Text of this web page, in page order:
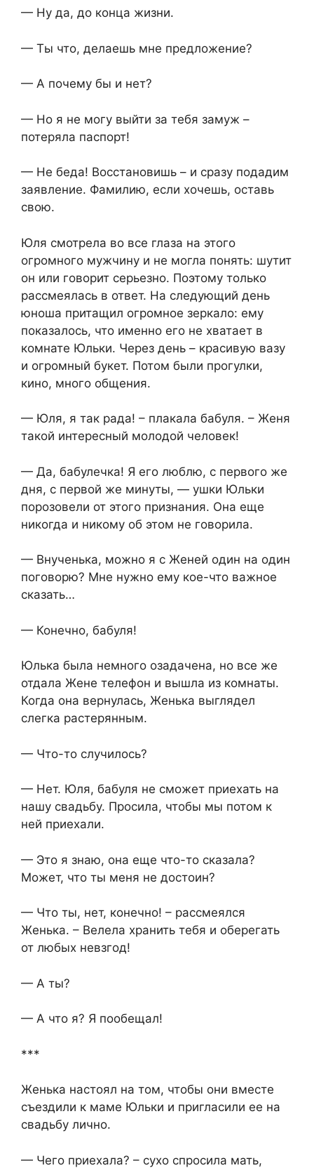
— Ну да, до конца жизни.
— Ты что, делаешь мне предложение?
— А почему бы и нет?
— Но я не могу выйти за тебя замуж –
потеряла паспорт!
— Не беда! Восстановишь – и сразу подадим
заявление. Фамилию, если хочешь, оставь
свою.
Юля смотрела во все глаза на этого
огромного мужчину и не могла понять: шутит
он или говорит серьезно. Поэтому только
рассмеялась в ответ. На следующий день
юноша притащил огромное зеркало: ему
показалось, что именно его не хватает в
комнате Юльки. Через день – красивую вазу
и огромный букет. Потом были прогулки,
кино, много общения.
— Юля, я так рада! – плакала бабуля. – Женя
такой интересный молодой человек!
— Да, бабулечка! Я его люблю, с первого же
дня, с первой же минуты, — ушки Юльки
порозовели от этого признания. Она еще
никогда и никому об этом не говорила.
— Внученька, можно я с Женей один на один
поговорю? Мне нужно ему кое-что важное
сказать…
— Конечно, бабуля!
Юлька была немного озадачена, но все же
отдала Жене телефон и вышла из комнаты.
Когда она вернулась, Женька выглядел
слегка растерянным.
— Что-то случилось?
— Нет. Юля, бабуля не сможет приехать на
нашу свадьбу. Просила, чтобы мы потом к
ней приехали.
— Это я знаю, она еще что-то сказала?
Может, что ты меня не достоин?
— Что ты, нет, конечно! – рассмеялся
Женька. – Велела хранить тебя и оберегать
от любых невзгод!
— А ты?
— А что я? Я пообещал!
***
Женька настоял на том, чтобы они вместе
съездили к маме Юльки и пригласили ее на
свадьбу лично.
— Чего приехала? – сухо спросила мать,